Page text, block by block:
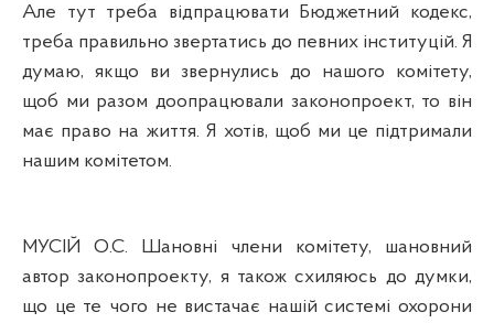
Але тут треба відпрацювати Бюджетний кодекс,
треба правильно звертатись до певних інституцій. Я
думаю, якщо ви звернулись до нашого комітету,
щоб ми разом доопрацювали законопроект, то він
має право на життя. Я хотів, щоб ми це підтримали
нашим комітетом.
МУСІЙ О.С. Шановні члени комітету, шановний
автор законопроекту, я також схиляюсь до думки,
що це те чого не вистачає нашій системі охорони